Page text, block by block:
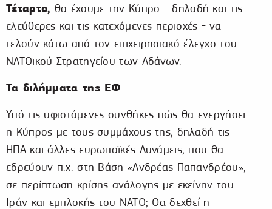
Τέταρτο, θα έχουμε την Κύπρο - δηλαδή και τις
ελεύθερες και τις κατεχόμενες περιοχές - να
τελούν κάτω από τον επιχειρησιακό έλεγχο του
ΝΑΤΟϊκού Στρατηγείου των Αδάνων.
Τα διλήμματα της ΕΦ
Υπό τις υφιστάμενες συνθήκες πώς θα ενεργήσει
η Κύπρος με τους συμμάχους της, δηλαδή τις
ΗΠΑ και άλλες ευρωπαϊκές Δυνάμεις, που θα
εδρεύουν π.χ. στη Βάση «Ανδρέας Παπανδρέου»,
σε περίπτωση κρίσης ανάλογης με εκείνην του
Ιράν και εμπλοκής του ΝΑΤΟ; Θα δεχθεί η